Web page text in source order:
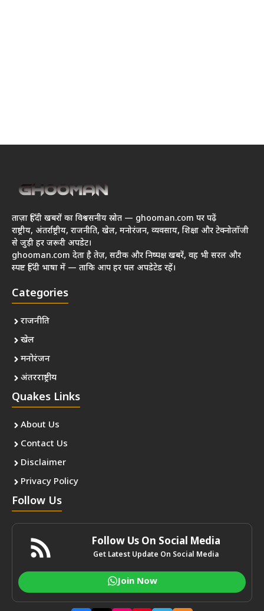
ताज़ा हिंदी खबरों का विश्वसनीय स्रोत — ghooman.com पर पढ़ें
राष्ट्रीय, अंतर्राष्ट्रीय, राजनीति, खेल, मनोरंजन, व्यवसाय, शिक्षा और टेक्नोलॉजी
से जुड़ी हर जरूरी अपडेट।
ghooman.com देता है तेज़, सटीक और निष्पक्ष खबरें, वह भी सरल और
स्पष्ट हिंदी भाषा में — ताकि आप हर पल अपडेटेड रहें।
Categories
राजनीति
खेल
मनोरंजन
अंतरराष्ट्रीय
Quakes Links
About Us
Contact Us
Disclaimer
Privacy Policy
Follow Us
Follow Us On Social Media
Get Latest Update On Social Media
Join Now